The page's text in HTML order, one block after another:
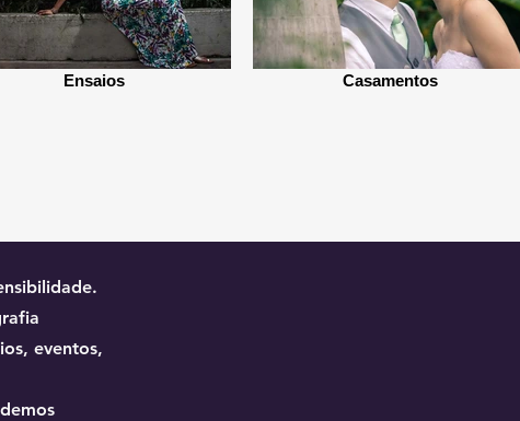
Ensaios Casamentos
eventos,